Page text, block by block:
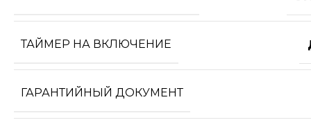
ТАЙМЕР НА ВКЛЮЧЕНИЕ
ГАРАНТИЙНЫЙ ДОКУМЕНТ